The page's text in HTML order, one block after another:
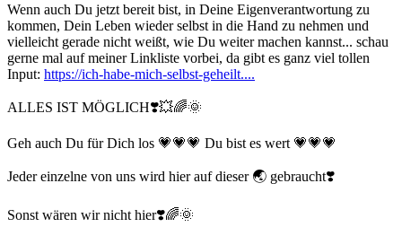
Wenn auch Du jetzt bereit bist, in Deine Eigenverantwortung zu
kommen, Dein Leben wieder selbst in die Hand zu nehmen und
vielleicht gerade nicht weißt, wie Du weiter machen kannst... schau
gerne mal auf meiner Linkliste vorbei, da gibt es ganz viel tollen
Input: https://ich-habe-mich-selbst-geheilt....
ALLES IST MÖGLICH❣️💥🌈🌞
Geh auch Du für Dich los 💗💗💗 Du bist es wert 💗💗💗
Jeder einzelne von uns wird hier auf dieser 🌏 gebraucht❣️
Sonst wären wir nicht hier❣️🌈🌞